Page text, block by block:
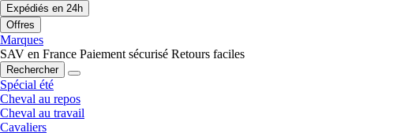
Expédiés en 24h
Offres
Marques
SAV en France Paiement sécurisé Retours faciles
Rechercher
Spécial été
Cheval au repos
Cheval au travail
Cavaliers